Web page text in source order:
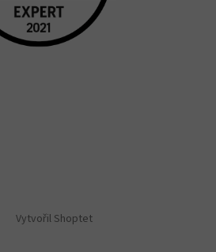
Vytvořil Shoptet